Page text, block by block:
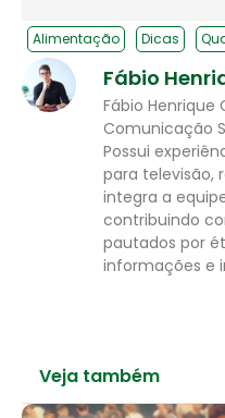
Alimentação Dicas
Fábio
Fábio
Comunicação
Possui
para televisão,
integra a
contribuindo
pautados por
informações e
Veja também